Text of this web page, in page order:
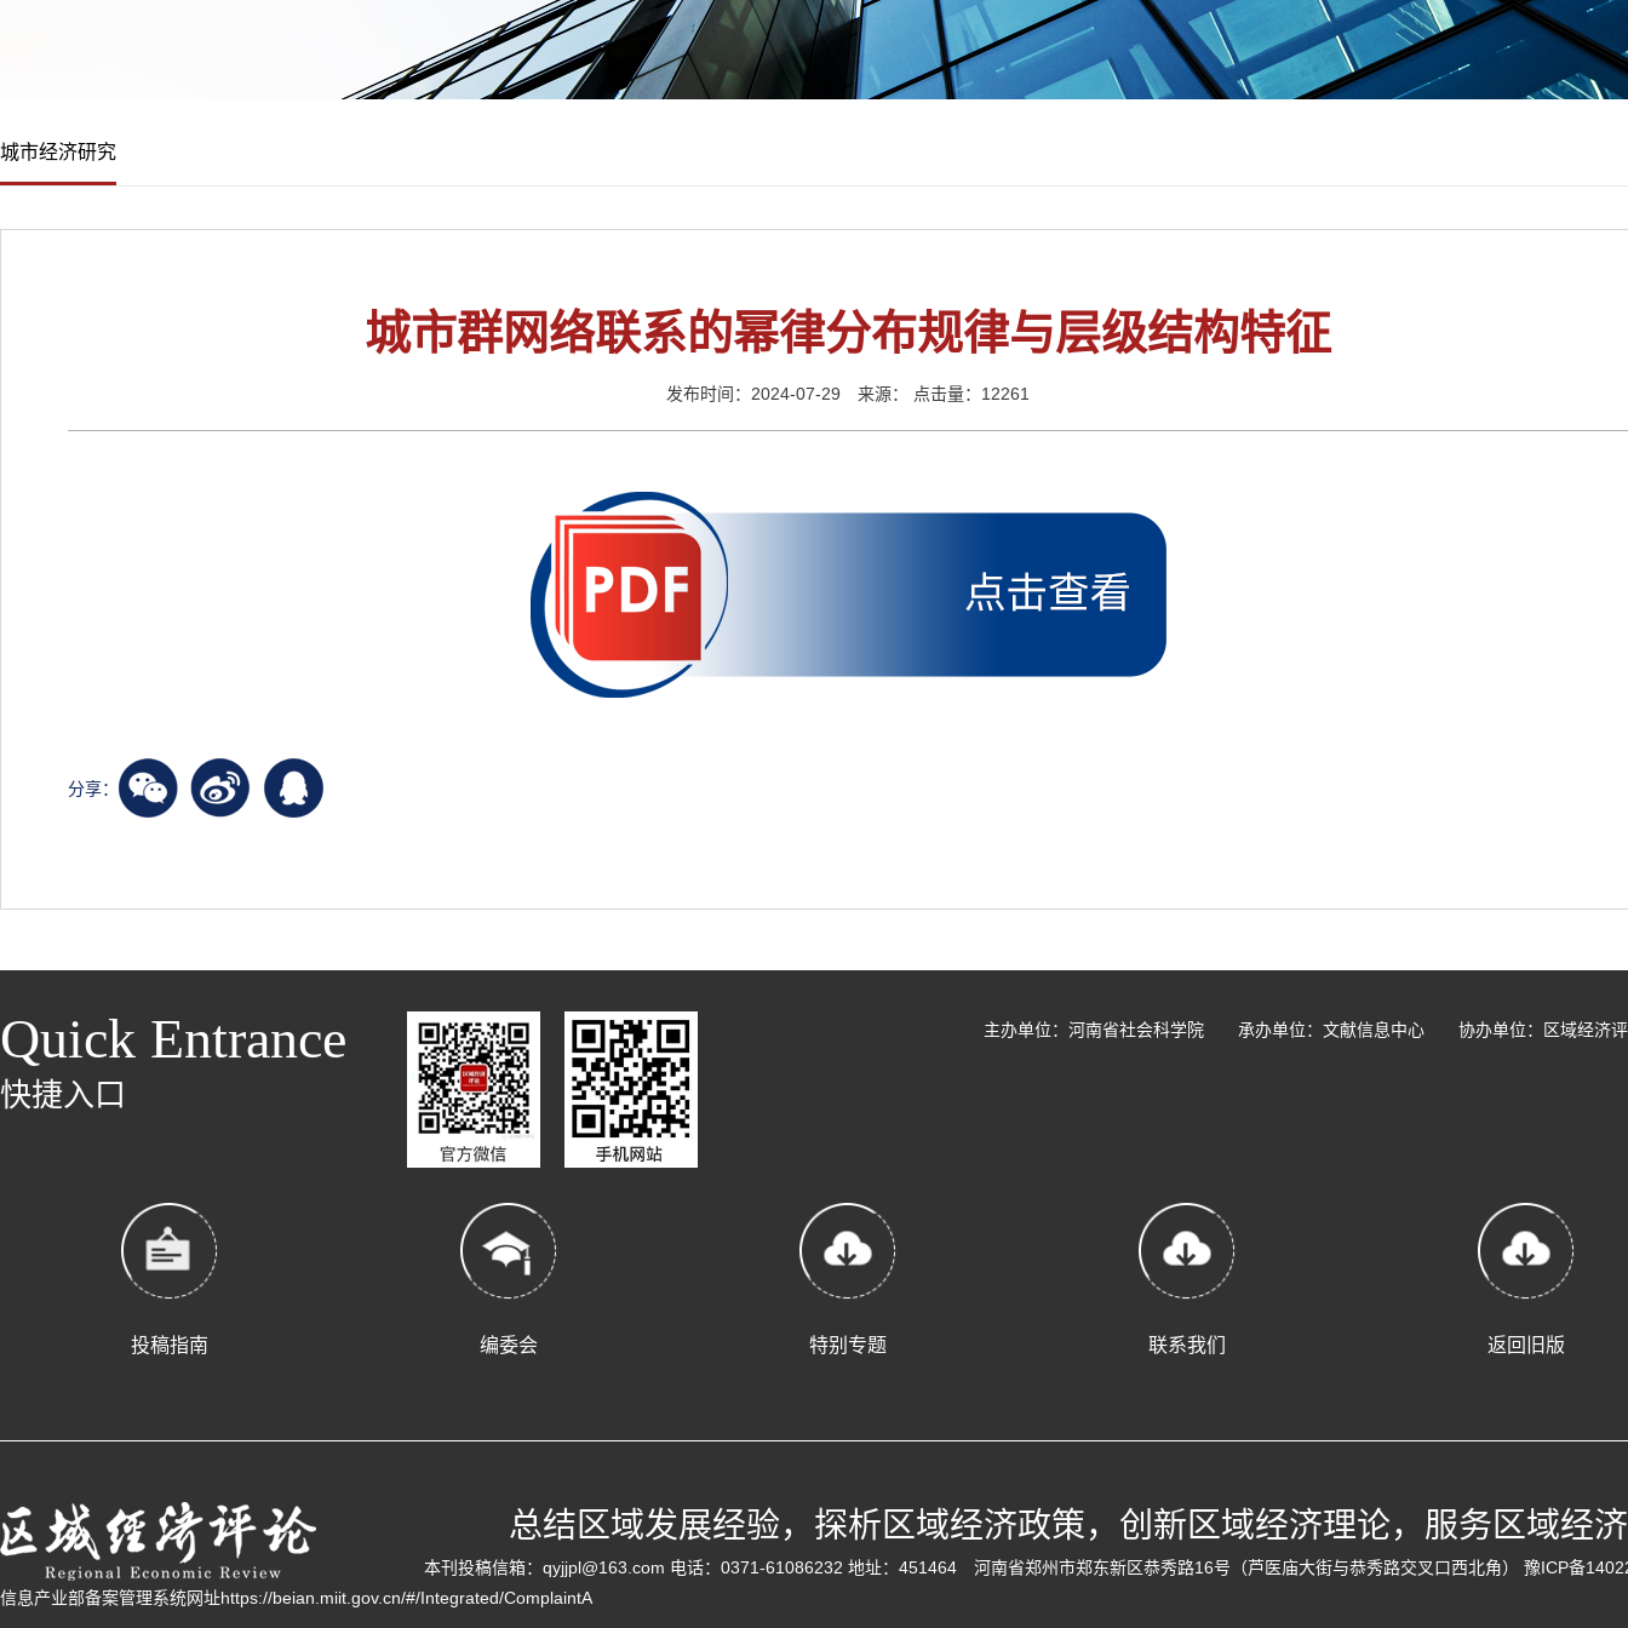
城市经济研究
城市群网络联系的幂律分布规律与层级结构特征
发布时间：2024-07-29 来源： 点击量：12261
分享：
Quick Entrance
快捷入口
主办单位：河南省社会科学院 承办单位：文献信息中心 协办单位：区域经济评
投稿指南 编委会 特别专题 联系我们 返回旧版
总结区域发展经验，探析区域经济政策，创新区域经济理论，服务区域经
本刊投稿信箱：qyjjpl@163.com 电话：0371-61086232 地址：451464 河南省郑州市郑东新区恭秀路16号（芦医庙大街与恭秀路交叉口西北角） 豫ICP备
信息产业部备案管理系统网址https://beian.miit.gov.cn/#/Integrated/ComplaintA